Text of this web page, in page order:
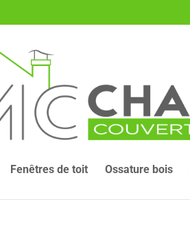
Fenêtres de toit Ossature bois